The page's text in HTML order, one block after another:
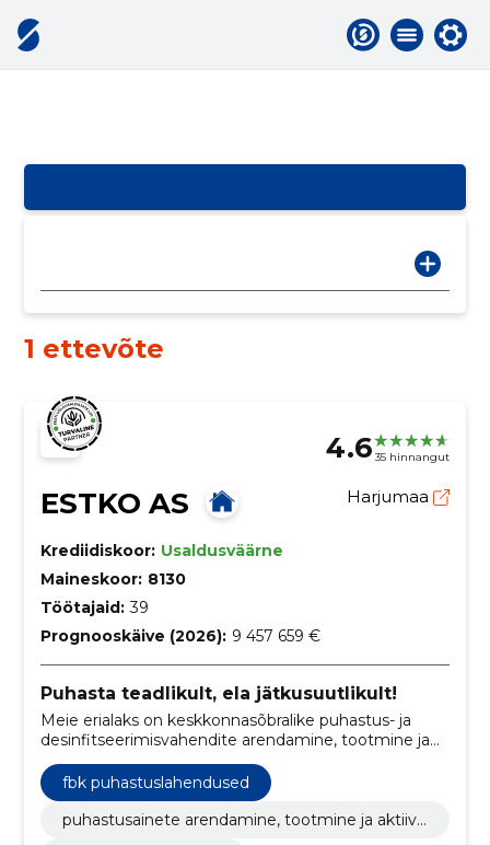
1 ettevõte
4.6 35 hinnangut
ESTKO AS Harjumaa
Krediidiskoor: Usaldusväärne
Maineskoor: 8130
Töötajaid: 39
Prognooskäive (2026): 9 457 659 €
Puhasta teadlikult, ela jätkusuutlikult!
Meie erialaks on keskkonnasõbralike puhastus- ja
desinfitseerimisvahendite arendamine, tootmine ja
müük.
fbk puhastuslahendused
puhastusainete arendamine, tootmine ja aktiivn